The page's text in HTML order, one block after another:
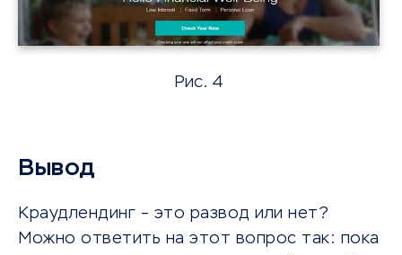
Рис. 4
Вывод
Краудлендинг – это развод или нет?
Можно ответить на этот вопрос так: пока